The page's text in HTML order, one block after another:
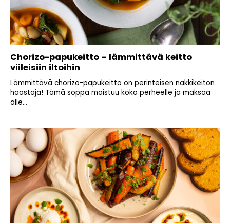
Chorizo-papukeitto – lämmittävä keitto
viileisiin iltoihin
Lämmittävä chorizo-papukeitto on perinteisen nakkikeiton
haastaja! Tämä soppa maistuu koko perheelle ja maksaa
alle...